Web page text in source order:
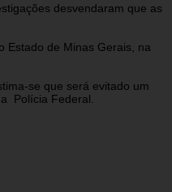
desvendaram que as
Estado de Minas Gerais, na
se que será evitado um
Polícia Federal.